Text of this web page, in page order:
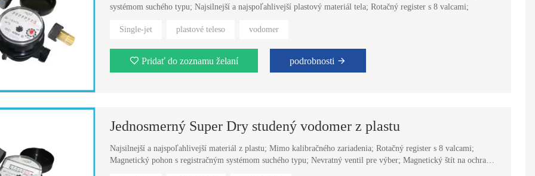
systémom suchého typu; Najsilnejší a najspoľahlivejší plastový materiál tela; Rotačný register s 8 valcami;
Single-jet plastové teleso vodomer
Pridať do zoznamu želaní podrobnosti
Jednosmerný Super Dry studený vodomer z plastu
Najsilnejší a najspoľahlivejší materiál z plastu; Mimo kalibračného zariadenia; Rotačný register s 8 valcami;
Magnetický pohon s registračným systémom suchého typu; Nevratný ventil pre výber; Magnetický štít na ochranu